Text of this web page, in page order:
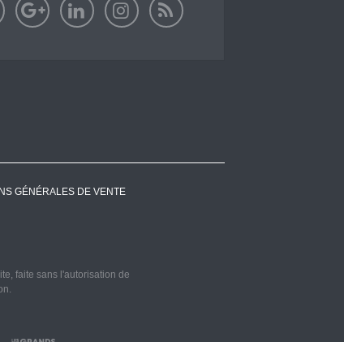
GÉNÉRALES DE VENTE
faite sans l'autorisation de